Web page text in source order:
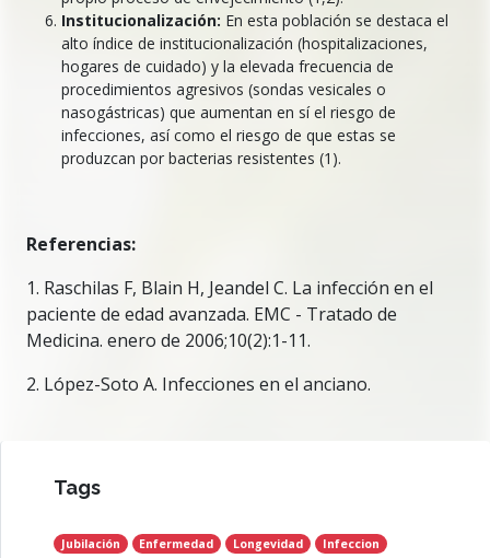
Institucionalización: En esta población se destaca el
alto índice de institucionalización (hospitalizaciones,
hogares de cuidado) y la elevada frecuencia de
procedimientos agresivos (sondas vesicales o
nasogástricas) que aumentan en sí el riesgo de
infecciones, así como el riesgo de que estas se
produzcan por bacterias resistentes (1).
Referencias:
1. Raschilas F, Blain H, Jeandel C. La infección en el
paciente de edad avanzada. EMC - Tratado de
Medicina. enero de 2006;10(2):1-11.
2. López-Soto A. Infecciones en el anciano.
Tags
Jubilación Enfermedad Longevidad Infeccion